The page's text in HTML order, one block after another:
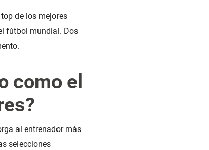
de los mejores
fútbol mundial. Dos
como el
al entrenador más
selecciones